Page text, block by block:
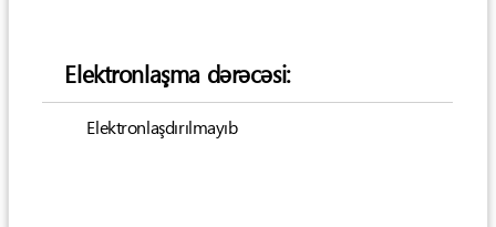
Elektronlaşma dərəcəsi:
Elektronlaşdırılmayıb